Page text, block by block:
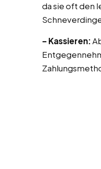
da sie oft den
– Kassieren: